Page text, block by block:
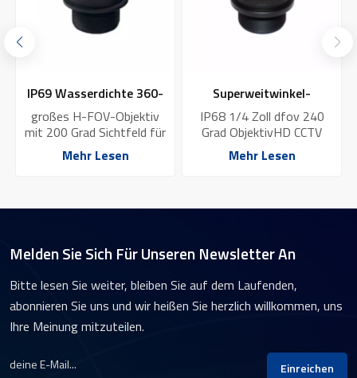
TS16949-zertifiziertes
IP67 4K-
Fahrrekorderobjektiv YT-
7711P-A8
Rundumsichtkamera im
Auto, Objektiv mit
maximaler Blendenöffnung
F1.83,18 mm Brennweite
IP67 für zuverlässige
verbesserte Bildqualität
Mehr Lesen
IMX675 360-Grad-
Fahrzeugsichtobjektiv
zur
Fahrzeugüberwachung
Ausgestattet mit einer
vielseitigen F2.4-Blende
unverzichtbar für
hervorragende
hohe Auflösung
Mehr Lesen
Melden Sie Sich Für Unseren Newsletter An
Bitte lesen Sie weiter, bleiben Sie auf dem Laufenden,
abonnieren Sie uns und wir heißen Sie herzlich willkommen, uns
Ihre Meinung mitzuteilen.
Einreichen